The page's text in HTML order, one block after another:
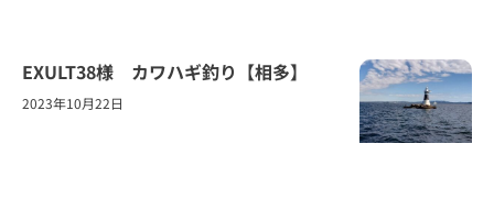
EXULT38様 カワハギ釣り【相多】
2023年10月22日